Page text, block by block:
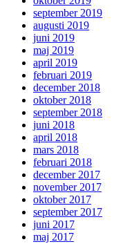
september 2019
augusti 2019
juni 2019
maj 2019
april 2019
februari 2019
december 2018
oktober 2018
september 2018
juni 2018
april 2018
mars 2018
februari 2018
december 2017
november 2017
oktober 2017
september 2017
juni 2017
maj 2017